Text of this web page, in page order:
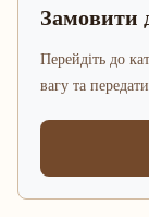
Замовити
Перейдіть до
вагу та